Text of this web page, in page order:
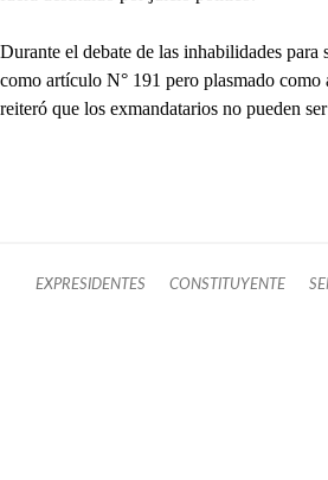
Durante el debate de las inhabilidades para
como artículo N° 191 pero plasmado
reiteró que los exmandatarios no pueden
EXPRESIDENTES CONSTITUYENTE